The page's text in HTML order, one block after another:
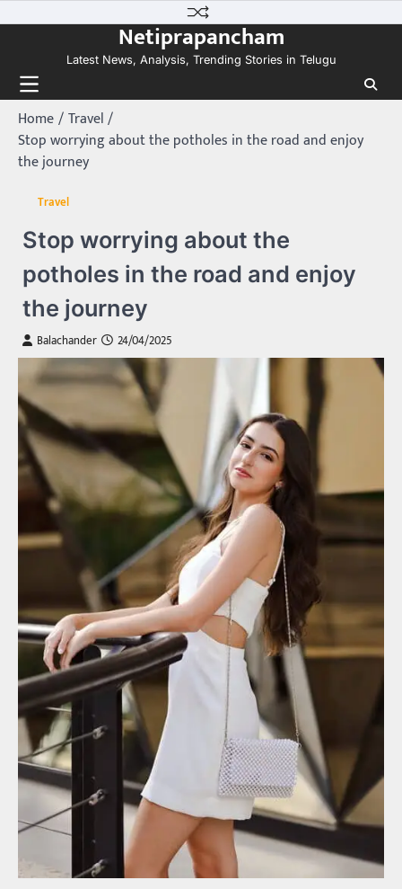
to
Netiprapancham
Latest News, Analysis, Trending Stories in Telugu
Home Travel
Stop worrying about the potholes in the road and enjoy
the journey
Travel
Stop worrying about the
potholes in the road and enjoy
the journey
Balachander 24/04/2025